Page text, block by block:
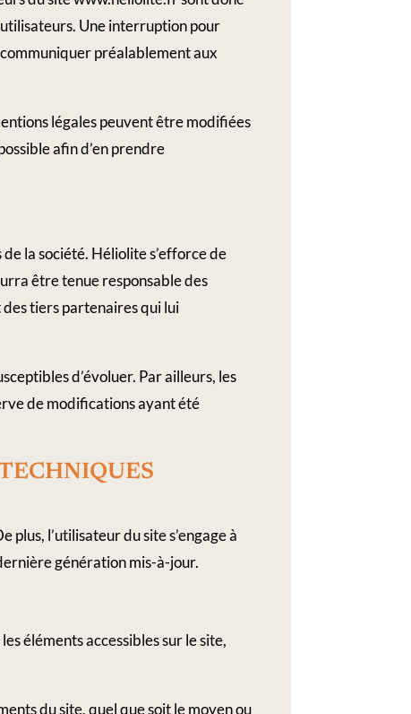
Une interruption pour
préalablement aux
légales peuvent être modifiées
afin d’en prendre
la société. Héliolite s’efforce de
être tenue responsable des
des tiers partenaires qui lui
d’évoluer. Par ailleurs, les
de modifications ayant été
l’utilisateur du site s’engage à
génération mis-à-jour.
éléments accessibles sur le site,
du site, quel que soit le moyen ou